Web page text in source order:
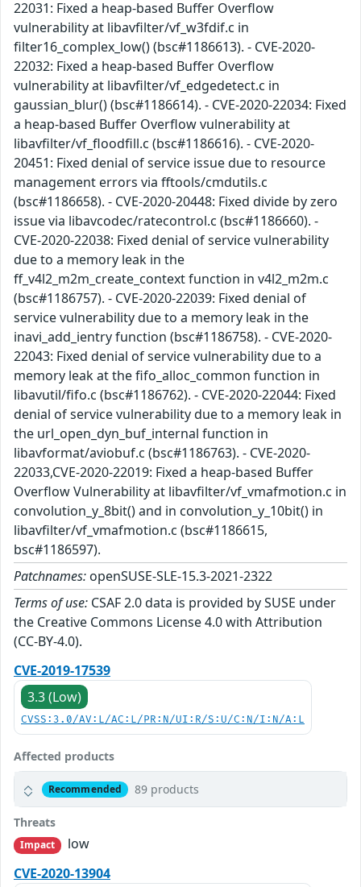
22031: Fixed a heap-based Buffer Overflow
vulnerability at libavfilter/vf_w3fdif.c in
filter16_complex_low() (bsc#1186613). - CVE-2020-
22032: Fixed a heap-based Buffer Overflow
vulnerability at libavfilter/vf_edgedetect.c in
gaussian_blur() (bsc#1186614). - CVE-2020-22034: Fixed
a heap-based Buffer Overflow vulnerability at
libavfilter/vf_floodfill.c (bsc#1186616). - CVE-2020-
20451: Fixed denial of service issue due to resource
management errors via fftools/cmdutils.c
(bsc#1186658). - CVE-2020-20448: Fixed divide by zero
issue via libavcodec/ratecontrol.c (bsc#1186660). -
CVE-2020-22038: Fixed denial of service vulnerability
due to a memory leak in the
ff_v4l2_m2m_create_context function in v4l2_m2m.c
(bsc#1186757). - CVE-2020-22039: Fixed denial of
service vulnerability due to a memory leak in the
inavi_add_ientry function (bsc#1186758). - CVE-2020-
22043: Fixed denial of service vulnerability due to a
memory leak at the fifo_alloc_common function in
libavutil/fifo.c (bsc#1186762). - CVE-2020-22044: Fixed
denial of service vulnerability due to a memory leak in
the url_open_dyn_buf_internal function in
libavformat/aviobuf.c (bsc#1186763). - CVE-2020-
22033,CVE-2020-22019: Fixed a heap-based Buffer
Overflow Vulnerability at libavfilter/vf_vmafmotion.c in
convolution_y_8bit() and in convolution_y_10bit() in
libavfilter/vf_vmafmotion.c (bsc#1186615,
bsc#1186597).
Patchnames: openSUSE-SLE-15.3-2021-2322
Terms of use: CSAF 2.0 data is provided by SUSE under
the Creative Commons License 4.0 with Attribution
(CC-BY-4.0).
CVE-2019-17539
3.3 (Low)
CVSS:3.0/AV:L/AC:L/PR:N/UI:R/S:U/C:N/I:N/A:L
Affected products
Recommended 89 products
Threats
Impact
low
CVE-2020-13904